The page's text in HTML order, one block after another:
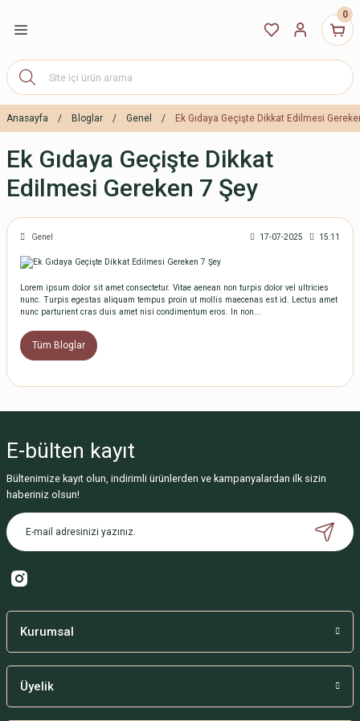
0
Anasayfa Bloglar Genel Ek Gıdaya Geçişte Dikkat Edilmesi
Ek Gıdaya Geçişte Dikkat
Edilmesi Gereken 7 Şey
Genel 17-07-2025 15:11
Lorem ipsum dolor sit amet consectetur. Vitae aenean non turpis dolor vel ultricies
nunc. Turpis egestas aliquam tempus proin ut mollis maecenas est id. Lectus amet
nunc parturient cras duis amet nisi condimentum eros. In non...
Tüm Bloglar
E-bülten kayıt
Bültenimize kayıt olun, indirimli ürünlerden ve kampanyalardan ilk sizin
haberiniz olsun!
Kurumsal
Üyelik
OKUL ÇANTASI
Çekçekli Okul Çantası
Anaokul ve Kreş Çantası
BİBERON
TABAK
Bambu Tabak
Silikon Tabak
BÖLMELİ TABAK
Melamin Bölmeli Tabak
BARDAK
Kulplu Alıştırma Bardağı
KAŞIK ÇATAL BIÇAK
Bambu
Paslanmaz Çelik
Silikon
MAMA SANDALYESİ
Çantası Organizer
Çantası
Stickeri